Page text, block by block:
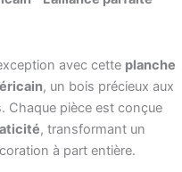
avec cette planche
, un bois précieux aux
Chaque pièce est conçue
, transformant un
à part entière.